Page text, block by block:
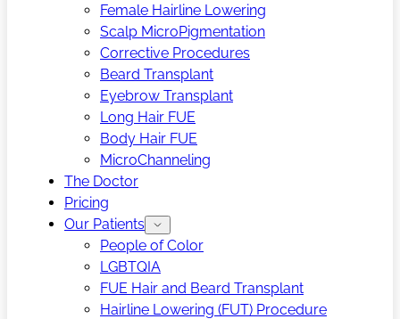
Female Hairline Lowering
Scalp MicroPigmentation
Corrective Procedures
Beard Transplant
Eyebrow Transplant
Long Hair FUE
Body Hair FUE
MicroChanneling
The Doctor
Pricing
Our Patients
People of Color
LGBTQIA
FUE Hair and Beard Transplant
Hairline Lowering (FUT) Procedure